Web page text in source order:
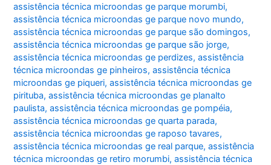
assistência técnica microondas ge parque morumbi,
assistência técnica microondas ge parque novo mundo,
assistência técnica microondas ge parque são domingos,
assistência técnica microondas ge parque são jorge,
assistência técnica microondas ge perdizes,assistência
técnica microondas ge pinheiros,assistência técnica
microondas ge piqueri,assistência técnica microondas ge
pirituba,assistência técnica microondas ge planalto
paulista,assistência técnica microondas ge pompéia,
assistência técnica microondas ge quarta parada,
assistência técnica microondas ge raposo tavares,
assistência técnica microondas ge real parque,assistência
técnica microondas ge retiro morumbi,assistência técnica